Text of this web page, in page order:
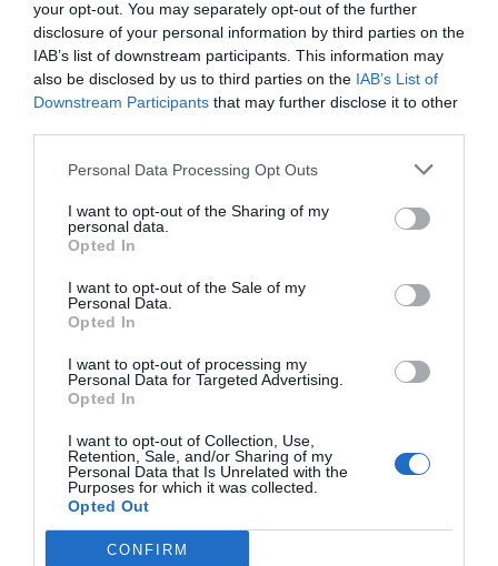
your opt-out. You may separately opt-out of the further
disclosure of your personal information by third parties on the
IAB’s list of downstream participants. This information may
also be disclosed by us to third parties on the IAB’s List of
Downstream Participants that may further disclose it to other
Personal Data Processing Opt Outs
I want to opt-out of the Sharing of my
personal data.
Opted In
I want to opt-out of the Sale of my
Personal Data.
Opted In
I want to opt-out of processing my
Personal Data for Targeted Advertising.
Opted In
I want to opt-out of Collection, Use,
Retention, Sale, and/or Sharing of my
Personal Data that Is Unrelated with the
Purposes for which it was collected.
Opted Out
CONFIRM